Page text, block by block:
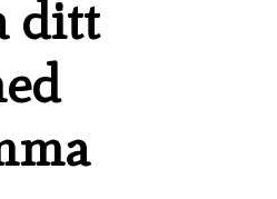
ditt